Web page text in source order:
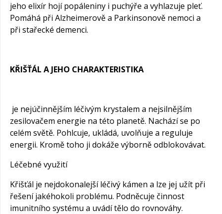
jeho elixír hojí popáleniny i puchýře a vyhlazuje pleť.
Pomáhá při Alzheimerově a Parkinsonově nemoci a
při stařecké demenci.
KŘIŠŤÁL A JEHO CHARAKTERISTIKA
je nejúčinnějším léčivým krystalem a nejsilnějším
zesilovačem energie na této planetě. Nachází se po
celém světě. Pohlcuje, ukládá, uvolňuje a reguluje
energii. Kromě toho ji dokáže výborně odblokovávat.
Léčebné využití
Křišťál je nejdokonalejší léčivý kámen a lze jej užít při
řešení jakéhokoli problému. Podněcuje činnost
imunitního systému a uvádí tělo do rovnováhy.